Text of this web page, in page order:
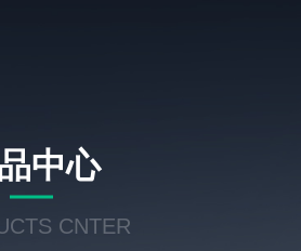
中心
CNTER